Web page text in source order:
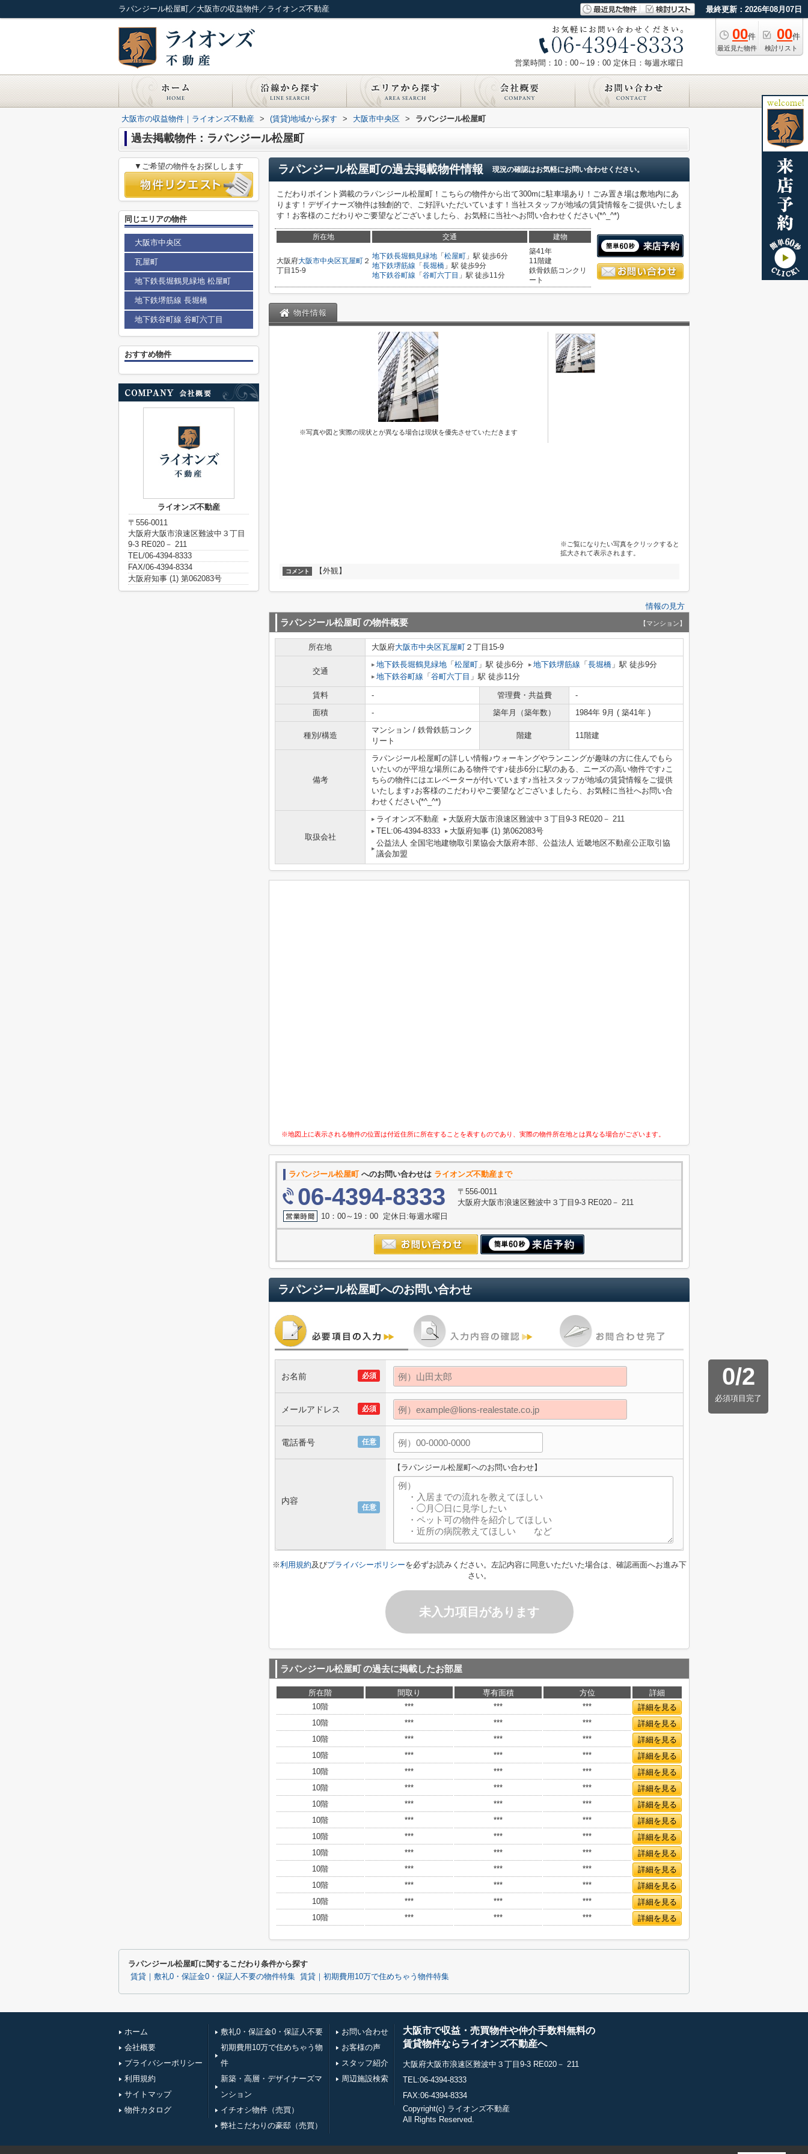
ラパンジール松屋町／大阪市の収益物件／ライオンズ不動産 最終更新：2026年08月07日
00件
最近見た物件
00件
検討リスト
営業時間：10：00～19：00 定休日：毎週水曜日
大阪市の収益物件｜ライオンズ不動産 > (賃貸)地域から探す > 大阪市中央区 > ラパンジール松屋町
過去掲載物件：ラパンジール松屋町
ラパンジール松屋町の過去掲載物件情報 現況の確認はお気軽にお問い合わせください。
こだわりポイント満載のラパンジール松屋町！こちらの物件から出て300mに駐車場あり！ごみ置き場は敷地内にあ
ります！デザイナーズ物件は独創的で、ご好評いただいています！当社スタッフが地域の賃貸情報をご提供いたしま
す！お客様のこだわりやご要望などございましたら、お気軽に当社へお問い合わせください(*^_^*)
所在地 交通 建物
大阪府大阪市中央区瓦屋町 ２
丁目15-9
地下鉄長堀鶴見緑地 「 松屋町 」駅 徒歩6分
地下鉄堺筋線 「 長堀橋 」駅 徒歩9分
地下鉄谷町線 「 谷町六丁目 」駅 徒歩11分
築41年
11階建
鉄骨鉄筋コンクリ
ート
物件情報
※写真や図と実際の現状とが異なる場合は現状を優先させていただきます
※ご覧になりたい写真をクリックすると
拡大されて表示されます。
コメント 【外観】
情報の見方
ラパンジール松屋町の物件概要 【マンション】
所在地 大阪府大阪市中央区瓦屋町 ２丁目15-9
交通
地下鉄長堀鶴見緑地 「 松屋町 」駅 徒歩6分 地下鉄堺筋線 「 長堀橋 」駅 徒歩9分
地下鉄谷町線 「 谷町六丁目 」駅 徒歩11分
賃料 - 管理費・共益費
-
面積
- 築年月（築年数） 1984年 9月 ( 築41年 )
種別/構造
マンション / 鉄骨鉄筋コンク
リート
階建 11階建
備考
ラパンジール松屋町の詳しい情報♪ウォーキングやランニングが趣味の方に住んでもら
いたいのが平坦な場所にある物件です♪徒歩6分に駅のある、ニーズの高い物件です♪こ
ちらの物件にはエレベーターが付いています♪当社スタッフが地域の賃貸情報をご提供
いたします♪お客様のこだわりやご要望などございましたら、お気軽に当社へお問い合
わせください(*^_^*)
取扱会社
ライオンズ不動産
大阪府大阪市浪速区難波中３丁目9-3 RE020－ 211
TEL:06-4394-8333
大阪府知事 (1) 第062083号
公益法人 全国宅地建物取引業協会大阪府本部、公益法人 近畿地区不動産公正取引協
議会加盟
※地図上に表示される物件の位置は付近住所に所在することを表すものであり、実際の物件所在地とは異なる場合がございます。
ラパンジール松屋町へのお問い合わせは ライオンズ不動産まで
06-4394-8333
〒556-0011
大阪府大阪市浪速区難波中３丁目9-3 RE020－ 211
10：00～19：00 定休日:毎週水曜日
ラパンジール松屋町へのお問い合わせ
0/2
必須項目完了
必須
お名前
必須
メールアドレス
任意
電話番号
任意
内容
【ラパンジール松屋町へのお問い合わせ】
※利用規約及びプライバシーポリシーを必ずお読みください。左記内容に同意いただいた場合は、確認画面へお進み下
さい。
未入力項目があります
ラパンジール松屋町の過去に掲載したお部屋
所在階 間取り 専有面積 方位
詳細
10階
*** *** ***
詳細を見る
10階
*** *** ***
詳細を見る
10階
*** *** ***
詳細を見る
10階
*** *** ***
詳細を見る
10階
*** *** ***
詳細を見る
10階
*** *** ***
詳細を見る
10階
*** *** ***
詳細を見る
10階
*** *** ***
詳細を見る
10階
*** *** ***
詳細を見る
10階
*** *** ***
詳細を見る
10階
*** *** ***
詳細を見る
10階
*** *** ***
詳細を見る
10階
*** *** ***
詳細を見る
10階
*** *** *** 詳細を見る
▼ご希望の物件をお探しします
同じエリアの物件
大阪市中央区
瓦屋町
地下鉄長堀鶴見緑地 松屋町
地下鉄堺筋線 長堀橋
地下鉄谷町線 谷町六丁目
おすすめ物件
ライオンズ不動産
〒556-0011
大阪府大阪市浪速区難波中３丁目
9-3 RE020－ 211
TEL/06-4394-8333
FAX/06-4394-8334
大阪府知事 (1) 第062083号
ラパンジール松屋町に関するこだわり条件から探す
賃貸｜敷礼0・保証金0・保証人不要の物件特集 賃貸｜初期費用10万で住めちゃう物件特集
ホーム
会社概要
プライバシーポリシー
利用規約
サイトマップ
物件カタログ
敷礼0・保証金0・保証人不要
初期費用10万で住めちゃう物
件
新築・高層・デザイナーズマ
ンション
イチオシ物件（売買）
弊社こだわりの豪邸（売買）
お問い合わせ
お客様の声
スタッフ紹介
周辺施設検索
大阪市で収益・売買物件や仲介手数料無料の
賃貸物件ならライオンズ不動産へ
大阪府大阪市浪速区難波中３丁目9-3 RE020－ 211
TEL:06-4394-8333
FAX:06-4394-8334
Copyright(c) ライオンズ不動産
All Rights Reserved.